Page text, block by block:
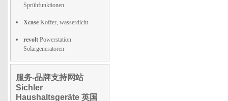
Sprühfunktionen
Xcase Koffer, wasserdicht
revolt Powerstation
Solargeneratoren
服务-品牌支持网站
Sichler
Haushaltsgeräte 英国